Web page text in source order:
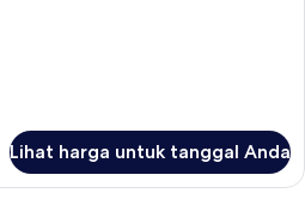
Lihat harga untuk tanggal Anda